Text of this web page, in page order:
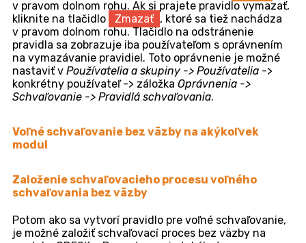
Pravidlo uložíte pomocou tlačidla Uložiť , ktoré sa
nachádza v pravom dolnom rohu. Keď je pravidlo
vytvorené, je možné ho použiť vo voľnom schvaľovaní
bez väzby na modul, alebo s väzbou na už založenú
požiadavku. Viac nájdete nižšie v texte, v odsekoch
Voľné schvaľovanie bez väzby na akýkoľvek
modulaVoľné schvaľovanie s väzbou na
požiadavku.
Editácia schvaľovacieho pravidla
schvaľovacích pravidiel. V prípade potreby je možné ho
editovať alebo vymazať. Vyhľadajte pravidlo
v zozname, kliknite na ikonu menu
nachádza na konci riadka daného pravidla a vyberte
možnosťEditovať. V prípade, že sa tlačidlo